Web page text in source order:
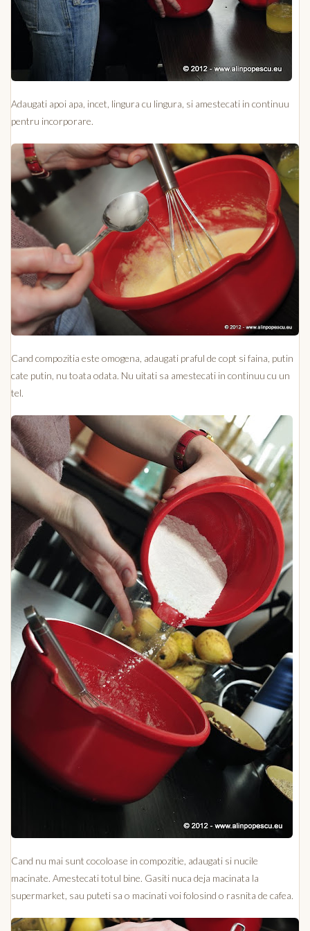
Adaugati apoi apa, incet, lingura cu lingura, si amestecati in continuu
pentru incorporare.
Cand compozitia este omogena, adaugati praful de copt si faina, putin
cate putin, nu toata odata. Nu uitati sa amestecati in continuu cu un
tel.
Cand nu mai sunt cocoloase in compozitie, adaugati si nucile
macinate. Amestecati totul bine. Gasiti nuca deja macinata la
supermarket, sau puteti sa o macinati voi folosind o rasnita de cafea.